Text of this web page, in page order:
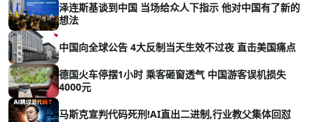
泽连斯基谈到中国 当场给众人下指示 他对中国有了新的
想法
中国向全球公告 4大反制当天生效不过夜 直击美国痛点
德国火车停摆1小时 乘客砸窗透气 中国游客误机损失
4000元
马斯克宣判代码死刑!AI直出二进制,行业教父集体回怼